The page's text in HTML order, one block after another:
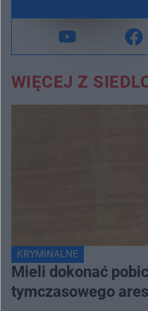
WIĘCEJ Z
KRYMINALNE
Mieli dokonać
tymczasowego